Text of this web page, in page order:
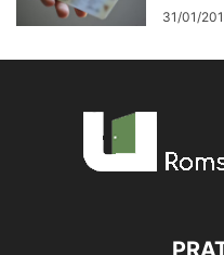
31/01/